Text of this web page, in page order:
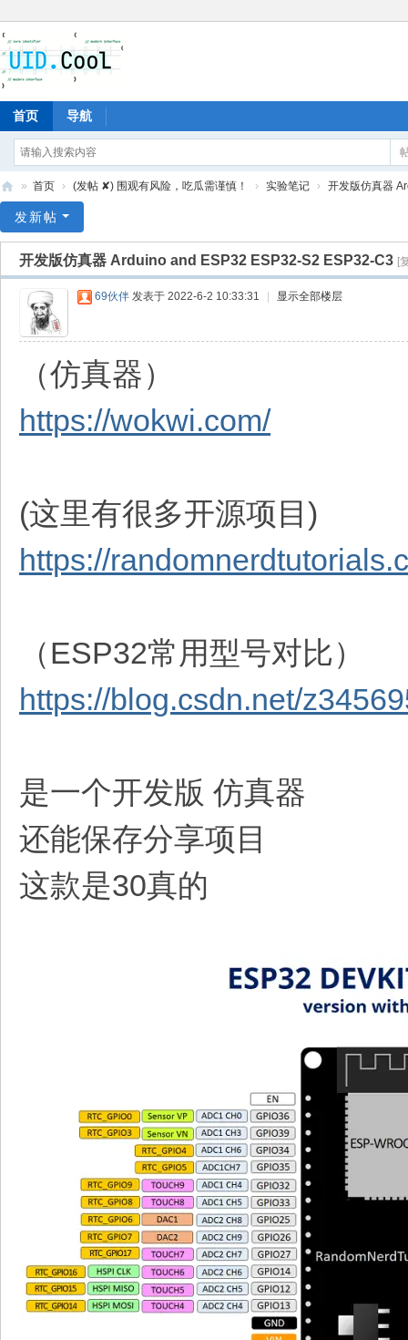
首页 导航
爱
» 首页 › (发帖 ✘) 围观有风险，吃瓜需谨慎！ › 实验笔记 › 开发版仿真器
发新帖
开发版仿真器 Arduino and ESP32 ESP32-S2 ESP32-C3 [
69伙伴 发表于 2022-6-2 10:33:31 显示全部楼层
（仿真器）
https://wokwi.com/
(这里有很多开源项目)
https://
（ESP32常用型号对比）
https://blog.csdn.net/
是一个开发版 仿真器
还能保存分享项目
这款是30真的